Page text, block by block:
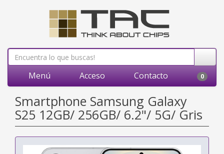
Menú Acceso Contacto 0
Smartphone Samsung Galaxy
S25 12GB/ 256GB/ 6.2"/ 5G/ Gris